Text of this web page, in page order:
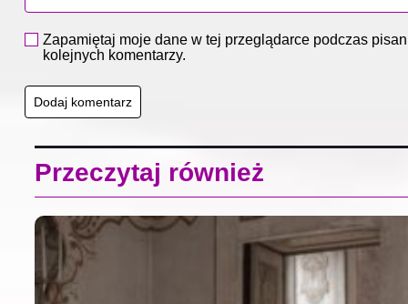
Zapamiętaj moje dane w tej przeglądarce podczas
kolejnych komentarzy.
Przeczytaj również